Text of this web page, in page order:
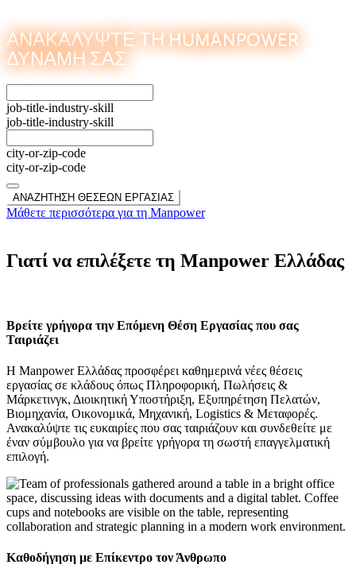
ΑΝΑΚΑΛΥΨΤΕ ΤΗ HUMANPOWER
ΔΥΝΑΜΗ ΣΑΣ
job-title-industry-skill
job-title-industry-skill
city-or-zip-code
city-or-zip-code
ΑΝΑΖΗΤΗΣΗ ΘΕΣΕΩΝ ΕΡΓΑΣΙΑΣ
Μάθετε περισσότερα για τη Manpower
Γιατί να επιλέξετε τη Manpower Ελλάδας
Βρείτε γρήγορα την Επόμενη Θέση Εργασίας που σας
Ταιριάζει
Η Manpower Ελλάδας προσφέρει καθημερινά νέες θέσεις
εργασίας σε κλάδους όπως Πληροφορική, Πωλήσεις &
Μάρκετινγκ, Διοικητική Υποστήριξη, Εξυπηρέτηση Πελατών,
Βιομηχανία, Οικονομικά, Μηχανική, Logistics & Μεταφορές.
Ανακαλύψτε τις ευκαιρίες που σας ταιριάζουν και συνδεθείτε με
έναν σύμβουλο για να βρείτε γρήγορα τη σωστή επαγγελματική
επιλογή.
Καθοδήγηση με Επίκεντρο τον Άνθρωπο